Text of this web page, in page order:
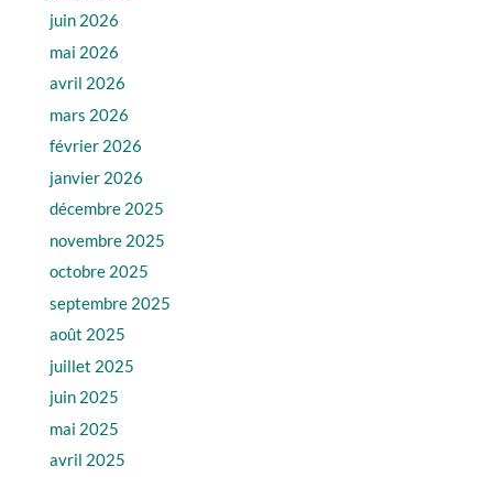
juin 2026
mai 2026
avril 2026
mars 2026
février 2026
janvier 2026
décembre 2025
novembre 2025
octobre 2025
septembre 2025
août 2025
juillet 2025
juin 2025
mai 2025
avril 2025